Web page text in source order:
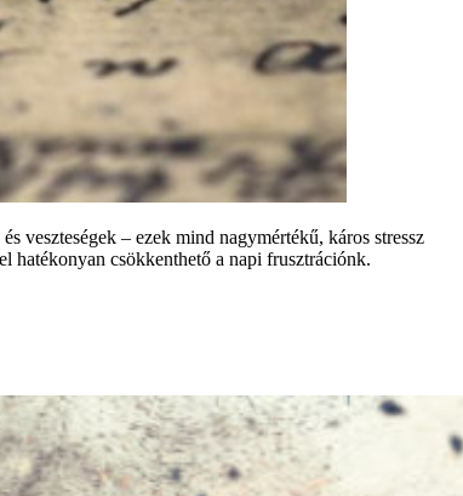
veszteségek – ezek mind nagymértékű, káros stressz
hatékonyan csökkenthető a napi frusztrációnk.